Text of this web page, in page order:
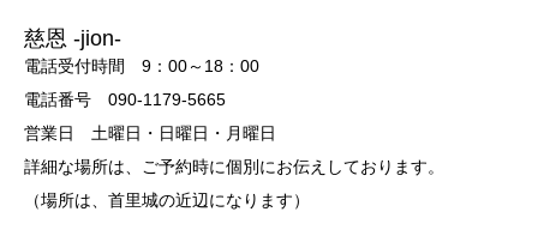
慈恩 -jion-
電話受付時間 9：00～18：00
電話番号 090-1179-5665
営業日 土曜日・日曜日・月曜日
詳細な場所は、ご予約時に個別にお伝えしております。
（場所は、首里城の近辺になります）